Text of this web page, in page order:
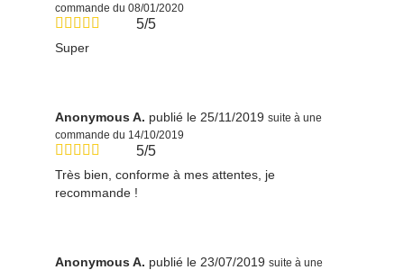
commande du 08/01/2020
5/5
Super
Anonymous A. publié le 25/11/2019 suite à une
commande du 14/10/2019
5/5
Très bien, conforme à mes attentes, je
recommande !
Anonymous A. publié le 23/07/2019 suite à une